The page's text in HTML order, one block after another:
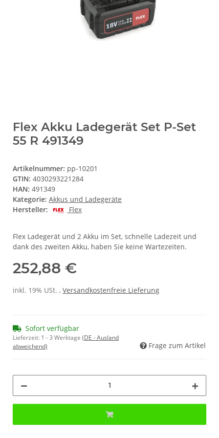
Flex Akku Ladegerät Set P-Set
55 R 491349
Artikelnummer: pp-10201
GTIN: 4030293221284
HAN: 491349
Kategorie: Akkus und Ladegeräte
Hersteller:
Flex
Flex Ladegerät und 2 Akku im Set, schnelle Ladezeit und
dank des zweiten Akku, haben Sie keine Wartezeiten.
252,88 €
inkl. 19% USt. , Versandkostenfreie Lieferung
Sofort verfügbar
Lieferzeit: 1 - 3 Werktage (DE - Ausland
abweichend)
Frage zum Artikel